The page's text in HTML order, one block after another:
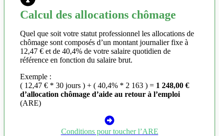
Calcul des allocations chômage
Quel que soit votre statut professionnel les allocations de
chômage sont composés d’un montant journalier fixe à
12,47 € et de 40,4% de votre salaire quotidien de
référence en fonction du salaire brut.
Exemple :
( 12,47 € * 30 jours ) + ( 40,4% * 2 163 ) = 1 248,00 €
d’allocation chômage d’aide au retour à l’emploi
(ARE)
Conditions pour toucher l’ARE